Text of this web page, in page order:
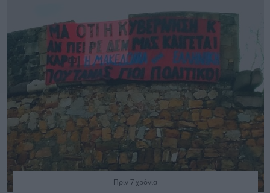
Πριν 7 χρόνια